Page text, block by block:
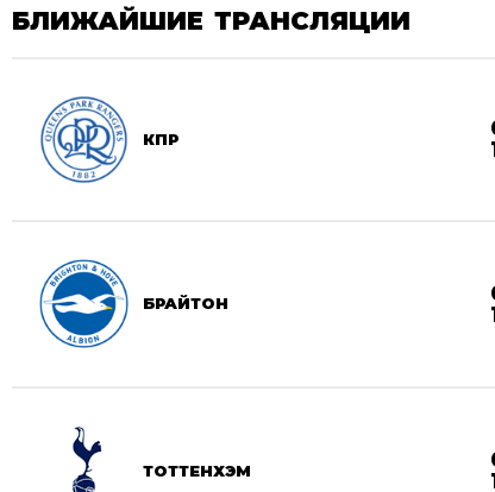
БЛИЖАЙШИЕ ТРАНСЛЯЦИИ
КПР
БРАЙТОН
ТОТТЕНХЭМ